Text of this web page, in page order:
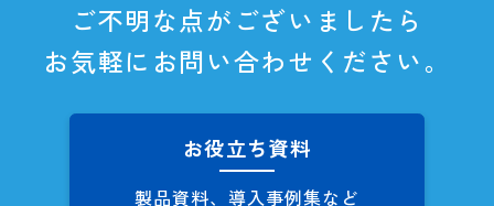
ご不明な点がございましたら
お気軽にお問い合わせください。
お役立ち資料
製品資料、導入事例集など